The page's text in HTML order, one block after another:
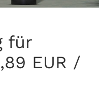
für
EUR /